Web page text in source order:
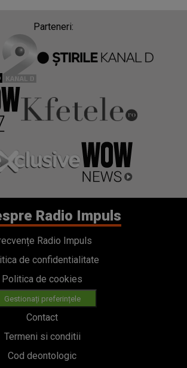
Parteneri:
Radio Impuls
Radio Impuls
de confidentialitate
Politica de cookies
Gestionați preferințele
Contact
Termeni si conditii
Cod deontologic